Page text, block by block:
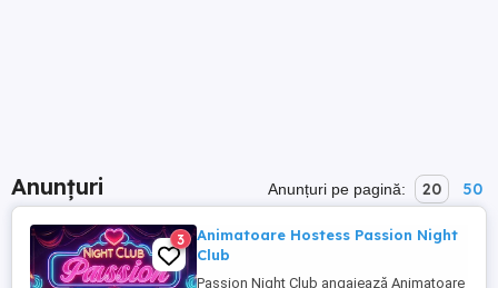
Anunțuri Anunțuri pe pagină: 20 50
3
Animatoare Hostess Passion Night
Club
Passion Night Club angajează Animatoare